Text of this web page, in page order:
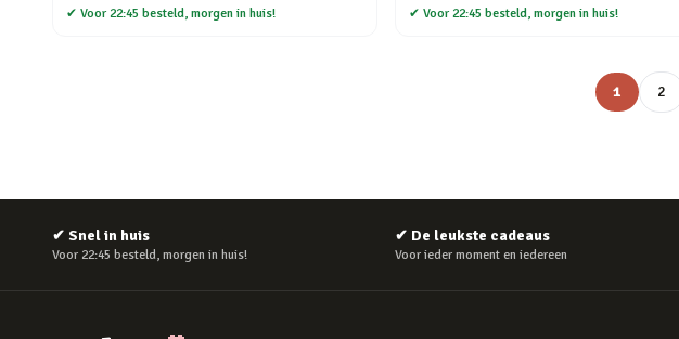
✔ Voor 22:45 besteld, morgen in huis! ✔ Voor 22:45 besteld, morgen in huis!
1 2
✔ Snel in huis
Voor 22:45 besteld, morgen in huis!
✔ De leukste cadeaus
Voor ieder moment en iedereen